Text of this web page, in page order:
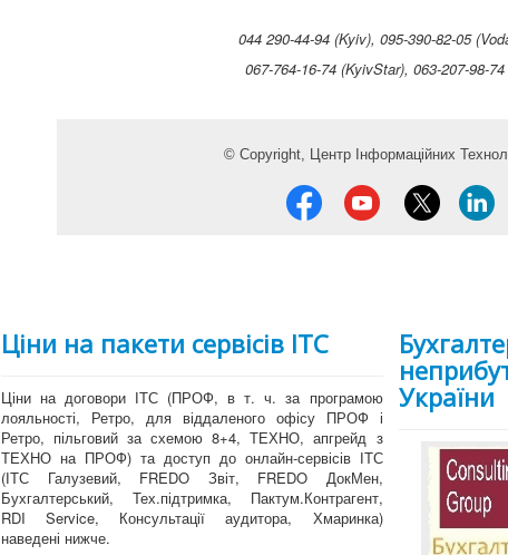
044 290-44-94 (Kyiv), 095-390-82-05
067-764-16-74 (KyivStar), 063-207-98-
© Copyright, Центр Інформаційних
Ціни на пакети сервісів ІТС
Ціни на договори ІТС (ПРОФ, в т. ч. за програмою
лояльності, Ретро, для віддаленого офісу ПРОФ і
Ретро, пільговий за схемою 8+4, ТЕХНО, апгрейд з
ТЕХНО на ПРОФ) та доступ до онлайн-сервісів ІТС
(ІТС Галузевий, FREDO Звіт, FREDO ДокМен,
Бухгалтерський, Тех.підтримка, Пактум.Контрагент,
RDI Service, Консультації аудитора, Хмаринка)
наведені нижче.
України